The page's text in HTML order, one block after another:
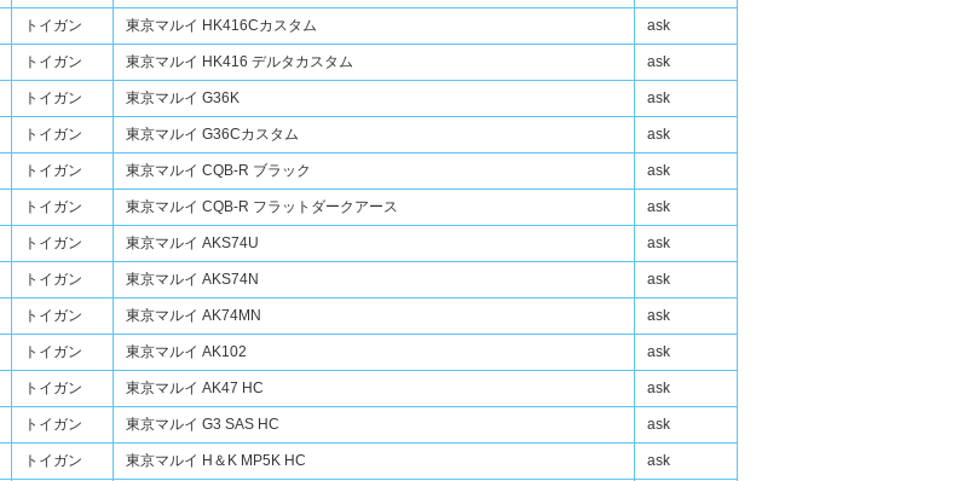
トイガン 東京マルイ HK416Cカスタム ask
トイガン 東京マルイ HK416 デルタカスタム ask
トイガン 東京マルイ G36K ask
トイガン 東京マルイ G36Cカスタム ask
トイガン 東京マルイ CQB-R ブラック ask
トイガン 東京マルイ CQB-R フラットダークアース ask
トイガン 東京マルイ AKS74U ask
トイガン 東京マルイ AKS74N ask
トイガン 東京マルイ AK74MN ask
トイガン 東京マルイ AK102 ask
トイガン 東京マルイ AK47 HC ask
トイガン 東京マルイ G3 SAS HC ask
トイガン 東京マルイ H＆K MP5K HC ask